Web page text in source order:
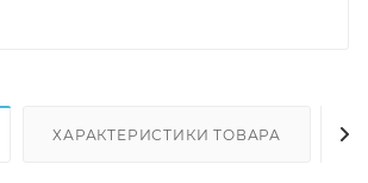
ХАРАКТЕРИСТИКИ ТОВАРА